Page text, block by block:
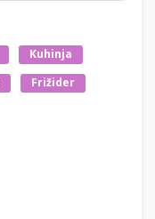
Kuhinja
Frižider